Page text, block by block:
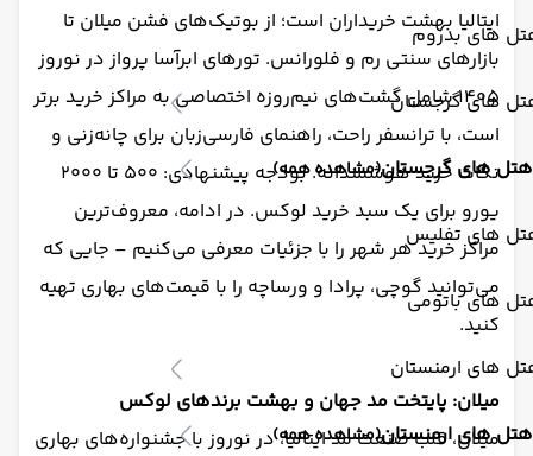
های بدروم
های گرجستان
هتل های گرجستان(مشاهده همه)
های تفلیس
های باتومی
های ارمنستان
هتل های ارمنستان(مشاهده همه)
ایتالیا بهشت خریداران است؛ از بوتیک‌های فشن میلان تا
بازارهای سنتی رم و فلورانس. تورهای ابرآسا پرواز در نوروز
۱۴۰۵ شامل گشت‌های نیم‌روزه اختصاصی به مراکز خرید برتر
است، با ترانسفر راحت، راهنمای فارسی‌زبان برای چانه‌زنی و
نکات خرید هوشمندانه. بودجه پیشنهادی: ۵۰۰ تا ۲۰۰۰
یورو برای یک سبد خرید لوکس. در ادامه، معروف‌ترین
مراکز خرید هر شهر را با جزئیات معرفی می‌کنیم – جایی که
می‌توانید گوچی، پرادا و ورساچه را با قیمت‌های بهاری تهیه
کنید.
میلان: پایتخت مد جهان و بهشت برندهای لوکس
میلان، قلب صنعت مد ایتالیا، در نوروز با جشنواره‌های بهاری